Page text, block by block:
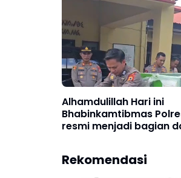
Alhamdulillah Hari ini
Bhabinkamtibmas
resmi menjadi bagian
Rekomendasi